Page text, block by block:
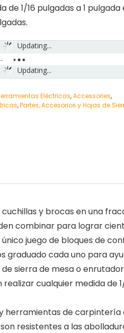
de 1/16 pulgadas a 1 pulgada
Updating...
Updating...
-
Eléctricas,Accessories,
,Partes, Accesorios y Hojas de
y brocas en una
combinar para lograr
juego de bloques de
graduado cada uno para
sierra de mesa o
cualquier medida de
herramientas de
resistentes a las